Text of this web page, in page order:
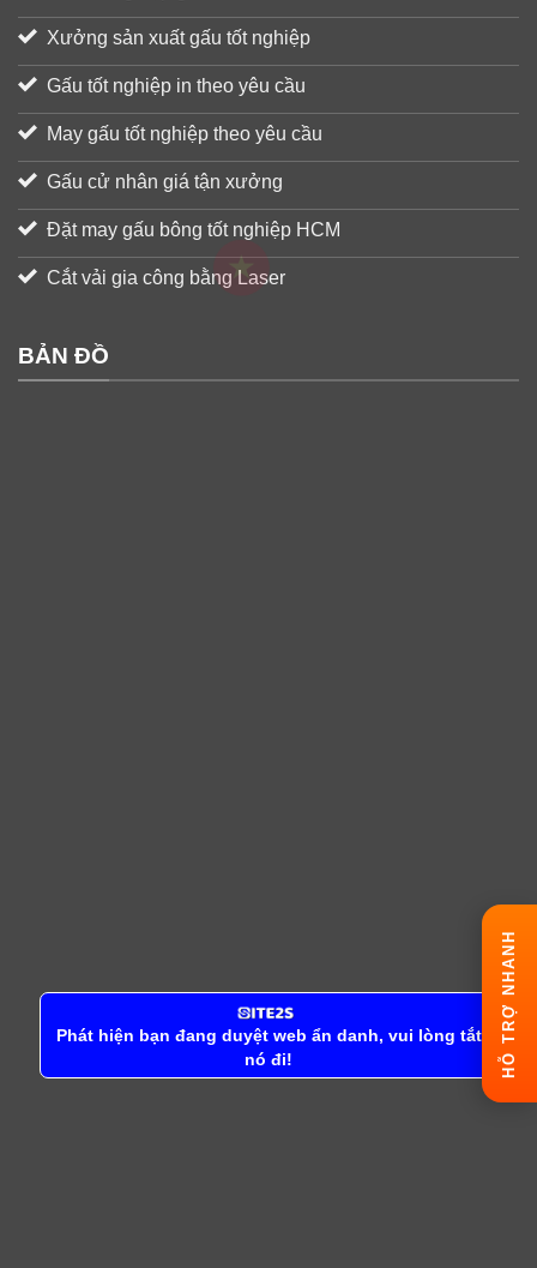
HỖ TRỢ NHANH
Xưởng sản xuất gấu tốt nghiệp
Gấu tốt nghiệp in theo yêu cầu
May gấu tốt nghiệp theo yêu cầu
Gấu cử nhân giá tận xưởng
Đặt may gấu bông tốt nghiệp HCM
Cắt vải gia công bằng Laser
BẢN ĐỒ